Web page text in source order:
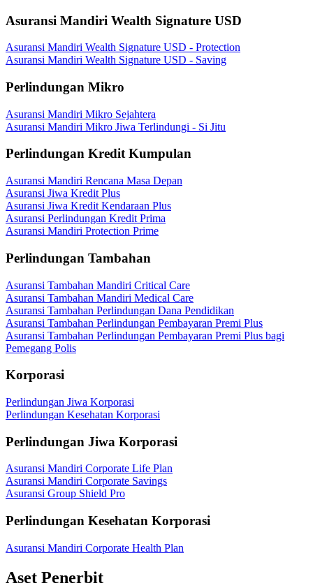
Asuransi Mandiri Wealth Signature USD
Asuransi Mandiri Wealth Signature USD - Protection
Asuransi Mandiri Wealth Signature USD - Saving
Perlindungan Mikro
Asuransi Mandiri Mikro Sejahtera
Asuransi Mandiri Mikro Jiwa Terlindungi - Si Jitu
Perlindungan Kredit Kumpulan
Asuransi Mandiri Rencana Masa Depan
Asuransi Jiwa Kredit Plus
Asuransi Jiwa Kredit Kendaraan Plus
Asuransi Perlindungan Kredit Prima
Asuransi Mandiri Protection Prime
Perlindungan Tambahan
Asuransi Tambahan Mandiri Critical Care
Asuransi Tambahan Mandiri Medical Care
Asuransi Tambahan Perlindungan Dana Pendidikan
Asuransi Tambahan Perlindungan Pembayaran Premi Plus
Asuransi Tambahan Perlindungan Pembayaran Premi Plus bagi
Pemegang Polis
Korporasi
Perlindungan Jiwa Korporasi
Perlindungan Kesehatan Korporasi
Perlindungan Jiwa Korporasi
Asuransi Mandiri Corporate Life Plan
Asuransi Mandiri Corporate Savings
Asuransi Group Shield Pro
Perlindungan Kesehatan Korporasi
Asuransi Mandiri Corporate Health Plan
Aset Penerbit